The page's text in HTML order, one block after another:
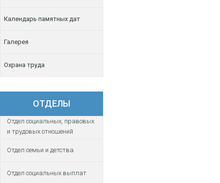
Календарь памятных дат
Галерея
Охрана труда
ОТДЕЛЫ
Отдел социальных, правовых
и трудовых отношений
Отдел семьи и детства
Отдел социальных выплат